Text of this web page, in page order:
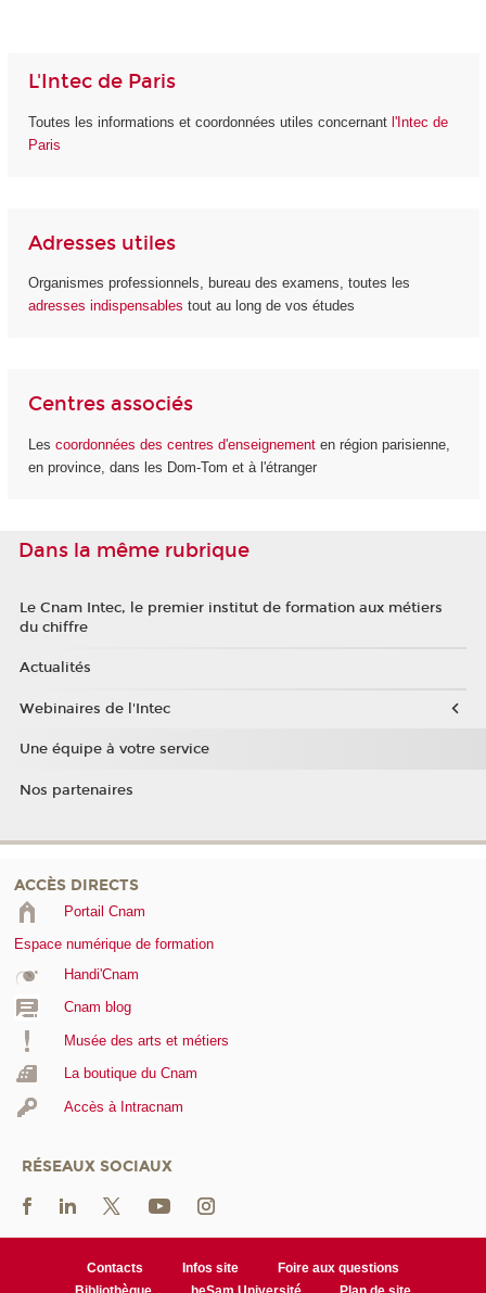
L'Intec de Paris
Toutes les informations et coordonnées utiles concernant l'Intec de
Paris
Adresses utiles
Organismes professionnels, bureau des examens, toutes les
adresses indispensables tout au long de vos études
Centres associés
Les coordonnées des centres d'enseignement en région parisienne,
en province, dans les Dom-Tom et à l'étranger
Dans la même rubrique
Le Cnam Intec, le premier institut de formation aux métiers
du chiffre
Actualités
Webinaires de l'Intec
Une équipe à votre service
Nos partenaires
ACCÈS DIRECTS
Portail Cnam
Espace numérique de formation
Handi'Cnam
Cnam blog
Musée des arts et métiers
La boutique du Cnam
Accès à Intracnam
RÉSEAUX SOCIAUX
Contacts Infos site
Foire aux questions